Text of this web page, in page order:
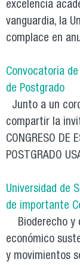
excelencia
vanguardia, la
complace en
Convocatoria
de Postgrado
Junto a un
compartir la
CONGRESO DE
POSTGRADO
Universidad de
de importante
Bioderecho y
económico
y movimientos